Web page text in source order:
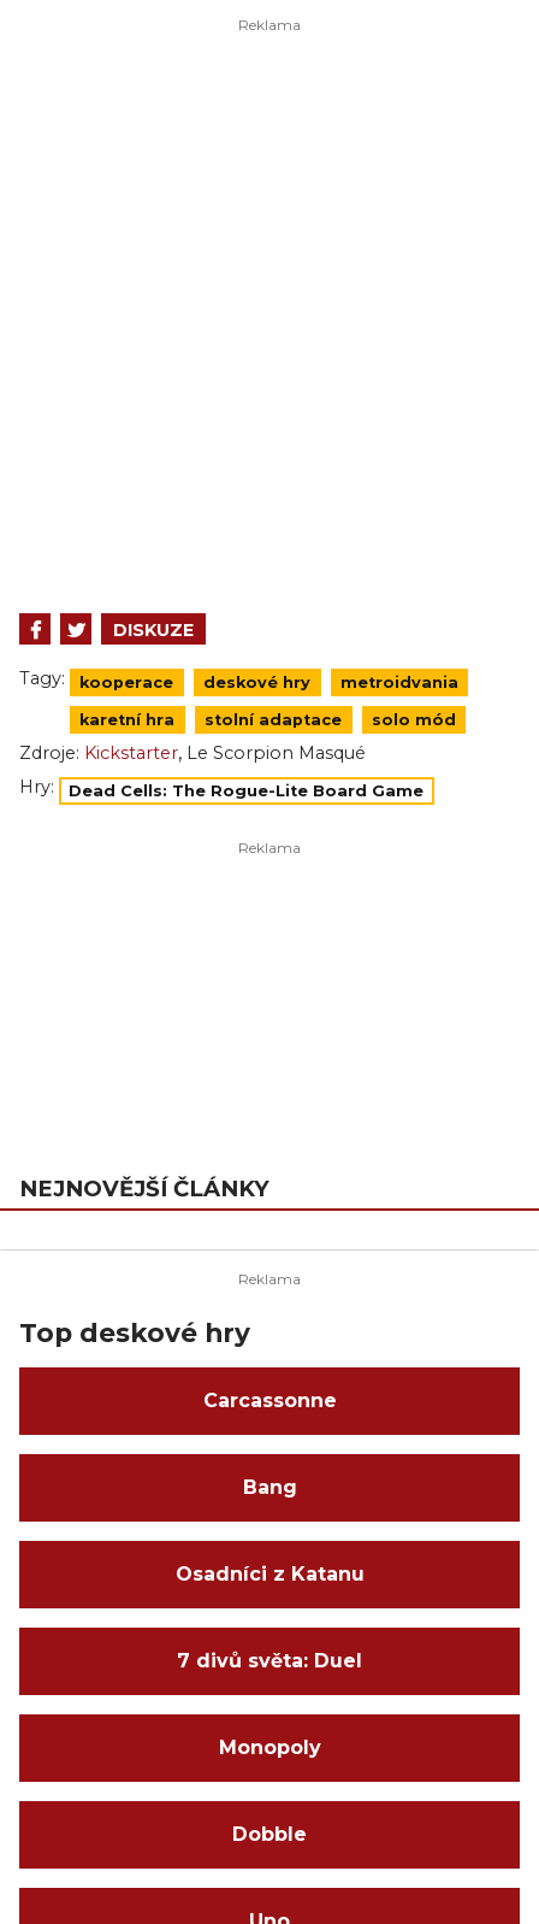
DISKUZE
Tagy: kooperace deskové hry metroidvania
karetní hra stolní adaptace solo mód
Zdroje: Kickstarter, Le Scorpion Masqué
Hry:
Dead Cells: The Rogue-Lite Board Game
NEJNOVĚJŠÍ ČLÁNKY
Top deskové hry
Carcassonne
Bang
Osadníci z Katanu
7 divů světa: Duel
Monopoly
Dobble